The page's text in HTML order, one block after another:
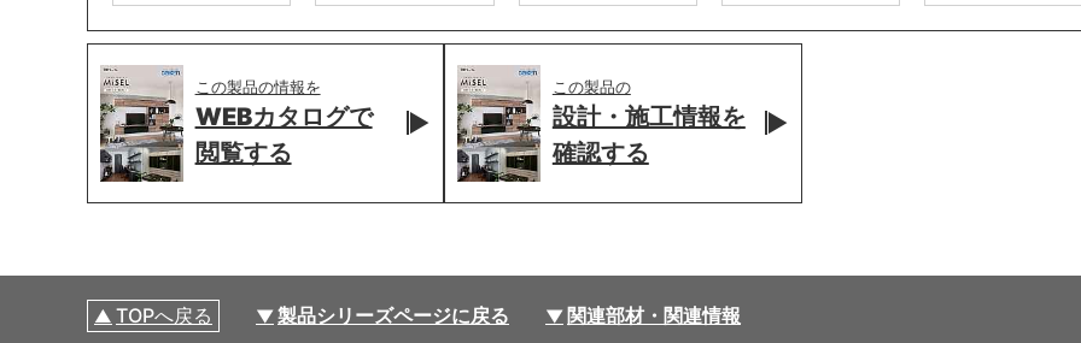
この製品の情報を
WEBカタログで
閲覧する
この製品の
設計・施工情報を
確認する
TOPへ戻る 製品シリーズページに戻る 関連部材・関連情報